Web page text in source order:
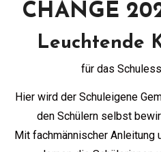
CHANGE
Leuchtende
für das
Hier wird der Schuleigene
den Schülern selbst
Mit fachmännischer Anleitung